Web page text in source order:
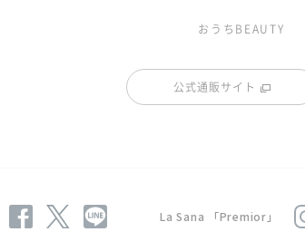
おうちBEAUTY
公式通販サイト
La Sana 「Premior」